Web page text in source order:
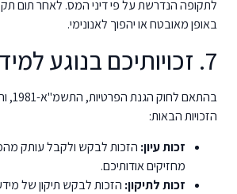
לתקופה הנדרשת על פי דיני המס. לאחר תום
באופן מאובטח או יהפוך לאנונימי.
7. זכויותיכם בנוגע למידע האישי
הזכויות הבאות:
זכות עיון: הזכות לבקש ולקבל עותק
מחזיקים אודותיכם.
זכות לתיקון: הזכות לבקש תיקון של